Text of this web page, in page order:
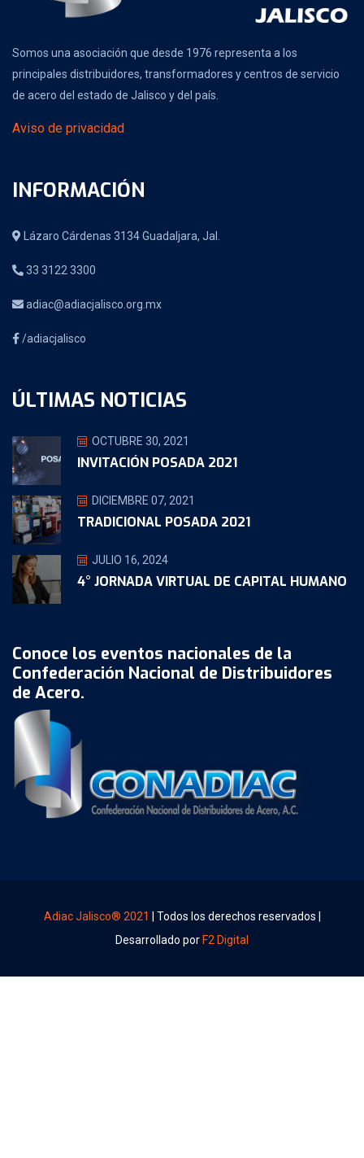
Somos una asociación que desde 1976 representa a los
principales distribuidores, transformadores y centros de servicio
de acero del estado de Jalisco y del país.
Aviso de privacidad
INFORMACIÓN
Lázaro Cárdenas 3134 Guadaljara, Jal.
33 3122 3300
adiac@adiacjalisco.org.mx
/adiacjalisco
ÚLTIMAS NOTICIAS
OCTUBRE 30, 2021
INVITACIÓN POSADA 2021
DICIEMBRE 07, 2021
TRADICIONAL POSADA 2021
JULIO 16, 2024
4° JORNADA VIRTUAL DE CAPITAL HUMANO
Conoce los eventos nacionales de la
Confederación Nacional de Distribuidores
de Acero.
Adiac Jalisco® 2021
| Todos los derechos reservados |
Desarrollado por F2 Digital